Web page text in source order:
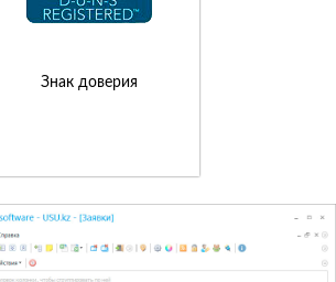
Знак доверия